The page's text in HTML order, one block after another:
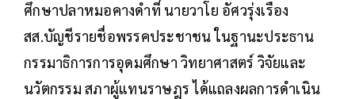
ศึกษาปลาหมอคางดำที่ นายวาโย อัศวรุ่งเรือง
สส.บัญชีรายชื่อพรรคประชาชน ในฐานะประธาน
กรรมาธิการการอุดมศึกษา วิทยาศาสตร์ วิจัยและ
นวัตกรรม สภาผู้แทนราษฎร ได้แถลงผลการดำเนิน